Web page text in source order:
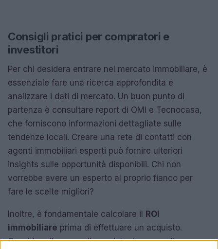
Consigli pratici per compratori e
investitori
Per chi desidera entrare nel mercato immobiliare, è
essenziale fare una ricerca approfondita e
analizzare i dati di mercato. Un buon punto di
partenza è consultare report di OMI e Tecnocasa,
che forniscono informazioni dettagliate sulle
tendenze locali. Creare una rete di contatti con
agenti immobiliari esperti può fornire ulteriori
insights sulle opportunità disponibili. Chi non
vorrebbe avere un esperto al proprio fianco per
fare le scelte migliori?
Inoltre, è fondamentale calcolare il ROI
immobiliare prima di effettuare un acquisto.
Considera il prezzo di acquisto, le spese di